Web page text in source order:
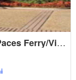
La Quinta Inn & Suites Atlanta-Paces Ferry/Vinings